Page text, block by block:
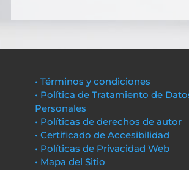
• Términos y condiciones
• Política de Tratamiento de
Personales
• Políticas de derechos de autor
• Certificado de Accesibilidad
• Políticas de Privacidad Web
• Mapa del Sitio